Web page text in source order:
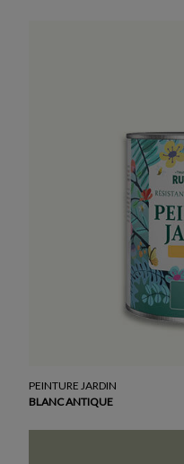
PEINTURE JARDIN
BLANC ANTIQUE